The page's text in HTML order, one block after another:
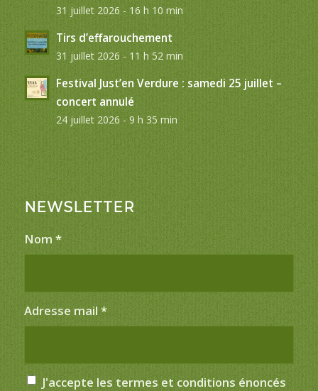
31 juillet 2026 - 16 h 10 min
Tirs d’effarouchement
31 juillet 2026 - 11 h 52 min
Festival Just’en Verdure : samedi 25 juillet –
concert annulé
24 juillet 2026 - 9 h 35 min
NEWSLETTER
Nom *
Adresse mail *
J'accepte les termes et conditions énoncés